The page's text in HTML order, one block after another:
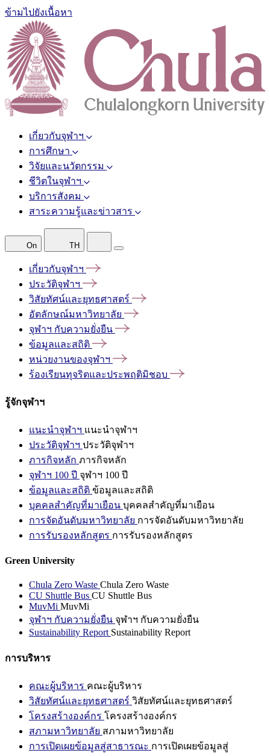
ข้ามไปยังเนื้อหา
เกี่ยวกับจุฬาฯ
การศึกษา
วิจัยและนวัตกรรม
ชีวิตในจุฬาฯ
บริการสังคม
สาระความรู้และข่าวสาร
On TH
เกี่ยวกับจุฬาฯ
ประวัติจุฬาฯ
วิสัยทัศน์และยุทธศาสตร์
อัตลักษณ์มหาวิทยาลัย
จุฬาฯ กับความยั่งยืน
ข้อมูลและสถิติ
หน่วยงานของจุฬาฯ
ร้องเรียนทุจริตและประพฤติมิชอบ
รู้จักจุฬาฯ
แนะนำจุฬาฯ แนะนำจุฬาฯ
ประวัติจุฬาฯ ประวัติจุฬาฯ
ภารกิจหลัก ภารกิจหลัก
จุฬาฯ 100 ปี จุฬาฯ 100 ปี
ข้อมูลและสถิติ ข้อมูลและสถิติ
บุคคลสำคัญที่มาเยือน บุคคลสำคัญที่มาเยือน
การจัดอันดับมหาวิทยาลัย การจัดอันดับมหาวิทยาลัย
การรับรองหลักสูตร การรับรองหลักสูตร
Green University
Chula Zero Waste Chula Zero Waste
CU Shuttle Bus CU Shuttle Bus
MuvMi MuvMi
จุฬาฯ กับความยั่งยืน จุฬาฯ กับความยั่งยืน
Sustainability Report Sustainability Report
การบริหาร
คณะผู้บริหาร คณะผู้บริหาร
วิสัยทัศน์และยุทธศาสตร์ วิสัยทัศน์และยุทธศาสตร์
โครงสร้างองค์กร โครงสร้างองค์กร
สภามหาวิทยาลัย สภามหาวิทยาลัย
การเปิดเผยข้อมูลสู่สาธารณะ การเปิดเผยข้อมูลสู่